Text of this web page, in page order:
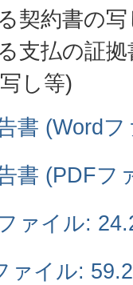
契約書の写
支払の証
し等)
書 (Word
書 (PDFフ
ァイル:
ァイル: